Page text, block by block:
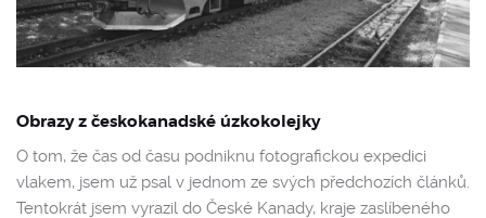
Obrazy z českokanadské úzkokolejky
O tom, že čas od času podniknu fotografickou expedici
vlakem, jsem už psal v jednom ze svých předchozích článků.
Tentokrát jsem vyrazil do České Kanady, kraje zaslíbeného